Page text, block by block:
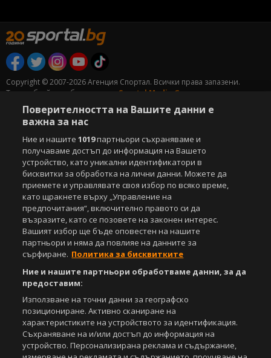
Copyright © 2007-2026 Агенция Спортал. Всички права запазени.
Този уебсайт е собственост на Sportal Media Group
За нас Екип За рекламa
Общи условия
Управление на предпочитания
Съдържанието на този уеб сайт и технологиите, използвани в него, са
под закрила на Закона за авторското право и сродните му права.
Всички статии, репортажи, интервюта и други текстови, графични и
видео материали, публикувани в сайта, са собственост на Агенция
Спортал, освен ако изрично е посочено друго. Допуска се
публикуване на текстови материали само след писмено съгласие на
Агенция Спортал, посочване на източника и добавяне на линк към
www.sportal.bg. Използването на графични и видео материали,
публикувани в сайта, е строго забранено. Нарушителите ще бъдат
СвалиБЕЗПЛАТНОТО
Android
Powered by:
Поверителността на Вашите данни е
важна за нас
Ние и нашите1019партньори съхраняваме и
получаваме достъп до информация на Вашето
устройство, като уникални идентификатори в
бисквитки за обработка на лични данни. Можете да
приемете и управлявате своя избор по всяко време,
като щракнете върху „Управление на
предпочитания“, включително правото си да
възразите, като се позовете на законен интерес.
Вашият избор ще бъде оповестен на нашите
партньори и няма да повлияе на данните за
сърфиране. Политика за бисквитките
Ние и нашите партньори обработваме данни, за да
предоставим:
Използване на точни данни за географско
позициониране. Активно сканиране на
характеристиките на устройството за идентификация.
Съхраняване на и/или достъп до информация на
устройство. Персонализирана реклама и съдържание,